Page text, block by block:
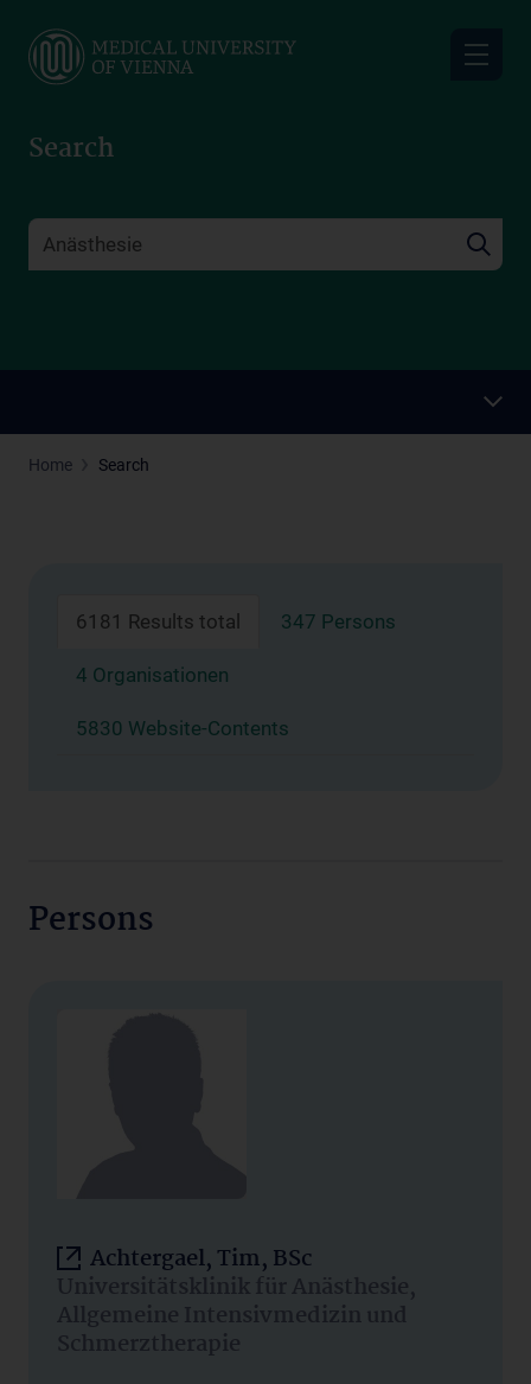
main
Search
Home Search
6181 Results total 347 Persons
4 Organisationen
5830 Website-Contents
Persons
Achtergael, Tim, BSc
Universitätsklinik für Anästhesie,
Allgemeine Intensivmedizin und
Schmerztherapie